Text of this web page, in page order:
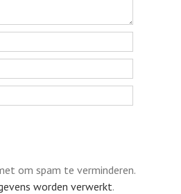
om spam te verminderen.
worden verwerkt.